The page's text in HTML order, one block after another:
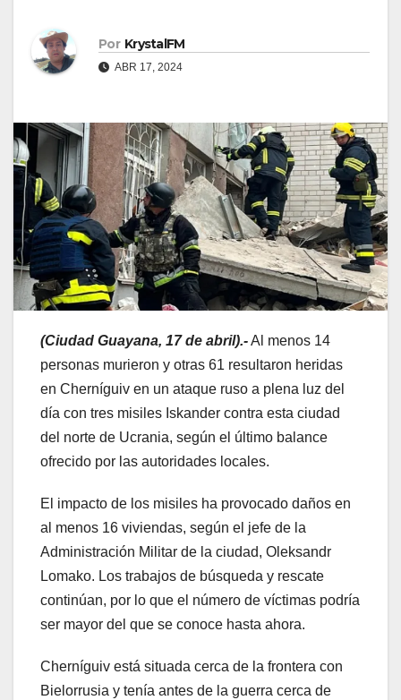
Por KrystalFM
ABR 17, 2024
(Ciudad Guayana, 17 de abril).-Al menos 14
personas murieron y otras 61 resultaron heridas
en Cherníguiv en un ataque ruso a plena luz del
día con tres misiles Iskander contra esta ciudad
del norte de Ucrania, según el último balance
ofrecido por las autoridades locales.
El impacto de los misiles ha provocado daños en
al menos 16 viviendas, según el jefe de la
Administración Militar de la ciudad, Oleksandr
Lomako. Los trabajos de búsqueda y rescate
continúan, por lo que el número de víctimas podría
ser mayor del que se conoce hasta ahora.
Cherníguiv está situada cerca de la frontera con
Bielorrusia y tenía antes de la guerra cerca de